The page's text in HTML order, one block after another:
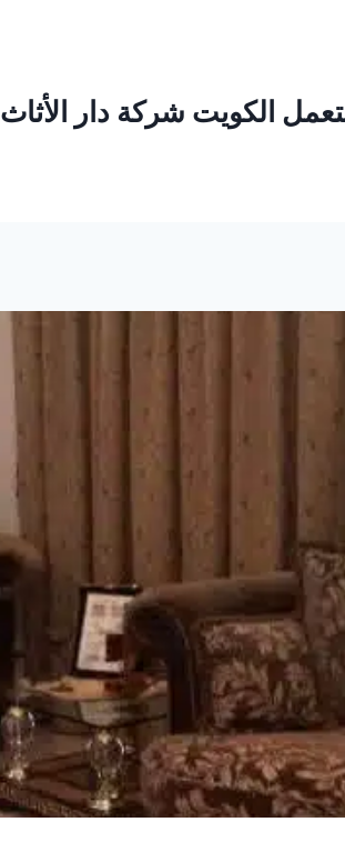
الكويت شركة دار الأثاث